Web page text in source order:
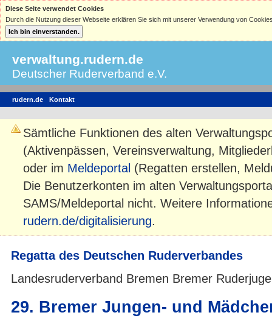
Diese Seite verwendet Cookies
Durch die Nutzung dieser Webseite erklären Sie sich mit unserer Verwendung von
verwaltung.rudern.de
Deutscher Ruderverband e.V.
rudern.de Kontakt
Sämtliche Funktionen des alten
(Aktivenpässen, Vereinsverwaltung,
oder im Meldeportal (Regatten erstellen,
Die Benutzerkonten im alten
SAMS/Meldeportal nicht. Weitere
rudern.de/digitalisierung.
Regatta des Deutschen Ruderverbandes
Landesruderverband Bremen Bremer
29. Bremer Jungen- und